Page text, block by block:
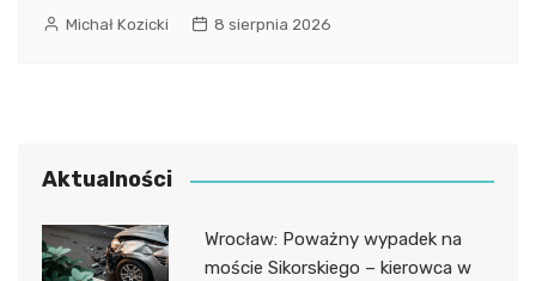
Michał Kozicki 8 sierpnia 2026
Aktualności
Wrocław: Poważny wypadek na
moście Sikorskiego – kierowca w